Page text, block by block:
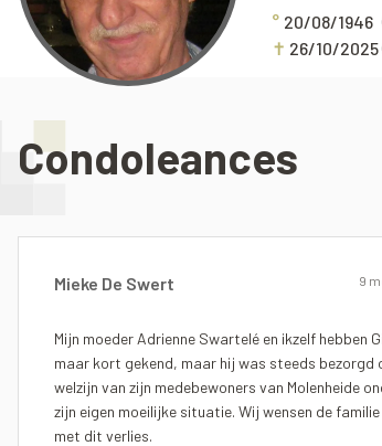
° 20/08/1946
✝ 26/10/2025
Condoleances
Mieke De Swert 9
Mijn moeder Adrienne Swartelé en ikzelf hebben
maar kort gekend, maar hij was steeds bezorgd
welzijn van zijn medebewoners van Molenheide
zijn eigen moeilijke situatie. Wij wensen de
met dit verlies.